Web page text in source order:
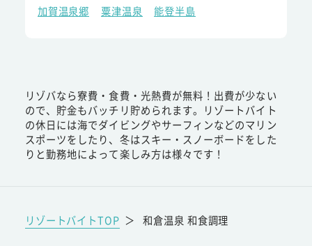
加賀温泉郷
粟津温泉 能登半島
リゾバなら寮費・食費・光熱費が無料！出費が少ない
ので、貯金もバッチリ貯められます。リゾートバイト
の休日には海でダイビングやサーフィンなどのマリン
スポーツをしたり、冬はスキー・スノーボードをした
りと勤務地によって楽しみ方は様々です！
リゾートバイトTOP ＞ 和倉温泉 和食調理